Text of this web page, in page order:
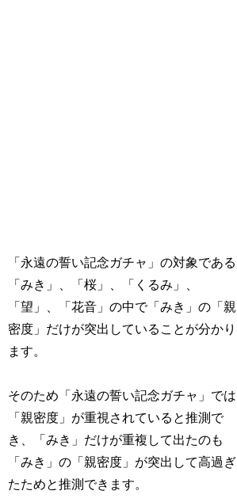
「永遠の誓い記念ガチャ」の対象である
「みき」、「桜」、「くるみ」、
「望」、「花音」の中で「みき」の「親
密度」だけが突出していることが分かり
ます。
そのため「永遠の誓い記念ガチャ」では
「親密度」が重視されていると推測で
き、「みき」だけが重複して出たのも
「みき」の「親密度」が突出して高過ぎ
たためと推測できます。